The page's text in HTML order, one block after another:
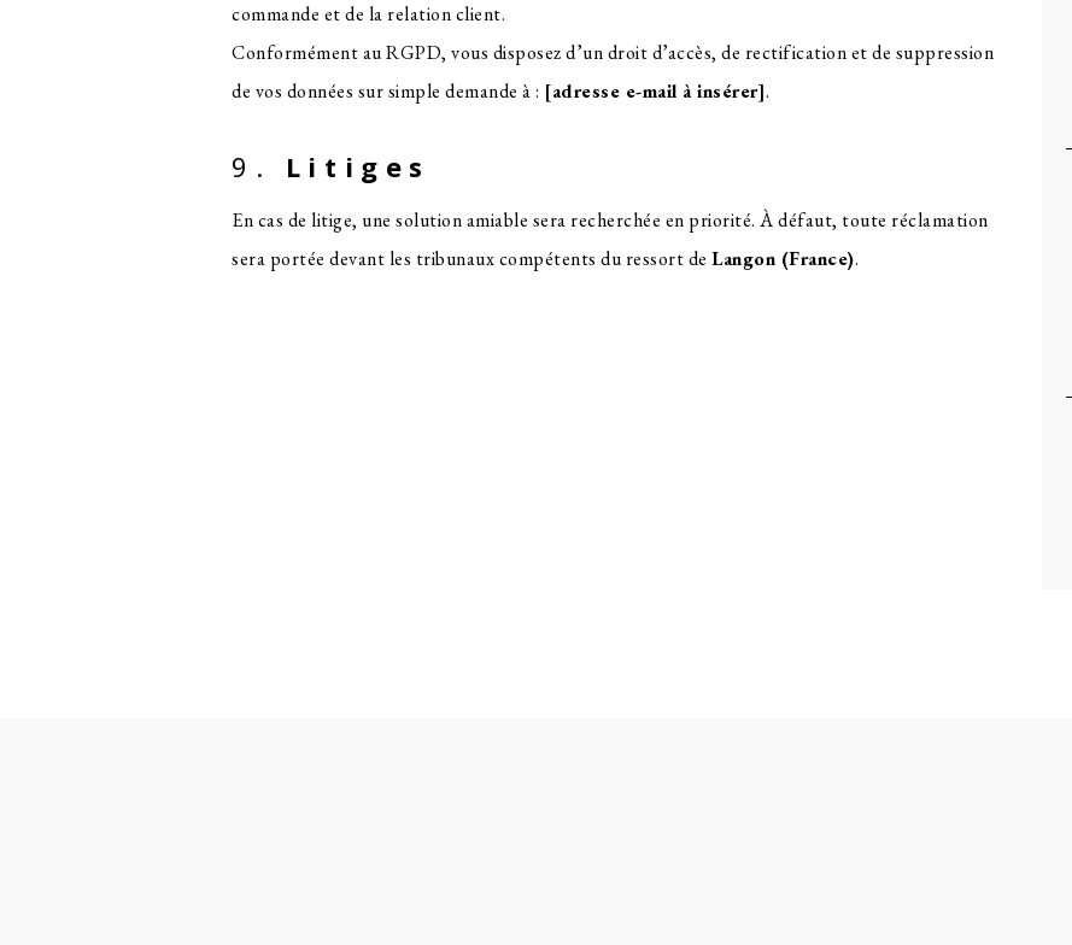
commande et de la relation client.
Conformément au RGPD, vous disposez d’un droit d’accès, de rectification et de suppression
de vos données sur simple demande à : [adresse e-mail à insérer].
9. Litiges
En cas de litige, une solution amiable sera recherchée en priorité. À défaut, toute réclamation
sera portée devant les tribunaux compétents du ressort de Langon (France).